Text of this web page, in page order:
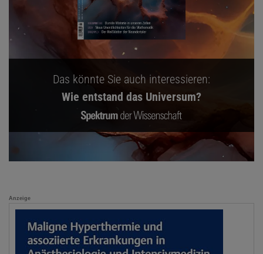
Das könnte Sie auch interessieren:
Wie entstand das Universum?
Anzeige